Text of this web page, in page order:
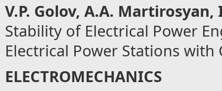
V.P. Golov, A.A.
Stability of Electrical Power
Electrical Power Stations
ELECTROMECHANICS